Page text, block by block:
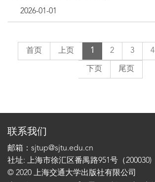
2026-01-01
首页 上页 1 2 3 4
下页 尾页
联系我们
邮箱：sjtup@sjtu.edu.cn
社址: 上海市徐汇区番禺路951号（200030)
© 2020 上海交通大学出版社有限公司